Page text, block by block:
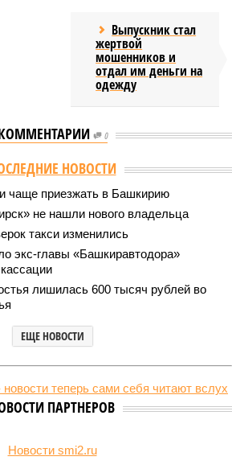
Выпускник стал
жертвой
мошенников и
отдал им деньги на
одежду
0
с Башкирии 13 млрд рублей по проекту
13 млрд рублей по проекту
млрд рублей по проекту Восточного выезда
сгенерировано ИИ)
компания» обратилась в
13 млрд рублей, связанных со
выезда из Уфы.